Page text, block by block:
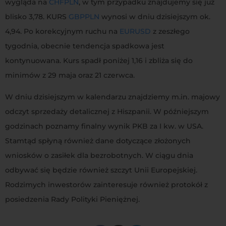
wygląda na CHFPLN, w tym przypadku znajdujemy się już
blisko 3,78. KURS GBPPLN wynosi w dniu dzisiejszym ok.
4,94. Po korekcyjnym ruchu na EURUSD z zeszłego
tygodnia, obecnie tendencja spadkowa jest
kontynuowana. Kurs spadł poniżej 1,16 i zbliża się do
minimów z 29 maja oraz 21 czerwca.
W dniu dzisiejszym w kalendarzu znajdziemy m.in. majowy
odczyt sprzedaży detalicznej z Hiszpanii. W późniejszym
godzinach poznamy finalny wynik PKB za I kw. w USA.
Stamtąd spłyną również dane dotyczące złożonych
wniosków o zasiłek dla bezrobotnych. W ciągu dnia
odbywać się będzie również szczyt Unii Europejskiej.
Rodzimych inwestorów zainteresuje również protokół z
posiedzenia Rady Polityki Pieniężnej.